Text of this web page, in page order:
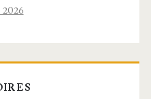
2026